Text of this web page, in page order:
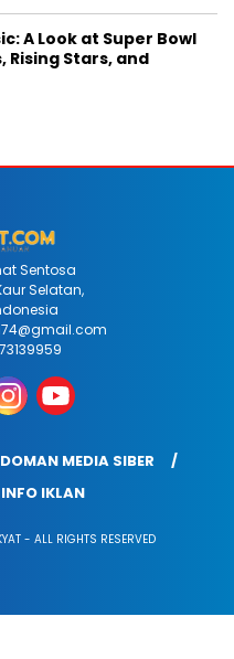
A Look at Super Bowl
Rising Stars, and
Sentosa
Selatan,
MEDIA SIBER
INFO IKLAN
- ALL RIGHTS RESERVED